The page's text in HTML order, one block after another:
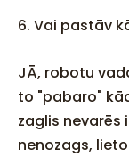
6. Vai pastāv
JĀ, robotu
to "pabaro"
zaglis
nenozags,